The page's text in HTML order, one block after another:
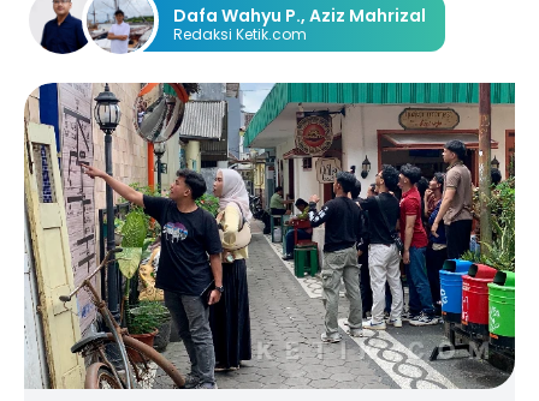
Dafa Wahyu P., Aziz Mahrizal
Redaksi Ketik.com